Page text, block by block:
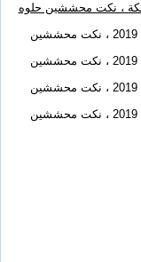
نكت محششين 2019 ، اجمل نكت محششين مضحكة 2019 ، نكت محششين
نكت محششين 2019 ، اجمل نكت محششين مضحكة 2019 ، نكت محششين
نكت محششين 2019 ، اجمل نكت محششين مضحكة 2019 ، نكت محششين